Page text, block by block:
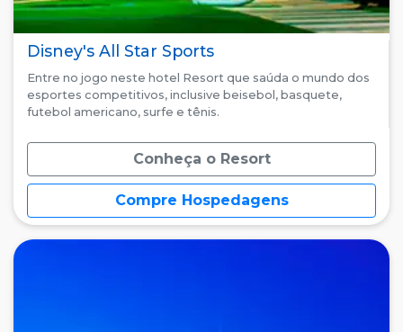
Disney's All Star Sports
Entre no jogo neste hotel Resort que saúda o mundo dos
esportes competitivos, inclusive beisebol, basquete,
futebol americano, surfe e tênis.
Conheça o Resort
Compre Hospedagens